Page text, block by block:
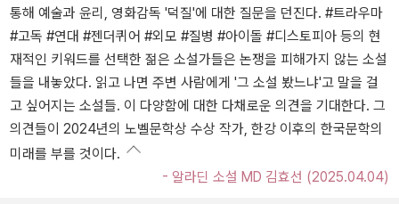
통해 예술과 윤리, 영화감독 '덕질'에 대한 질문을 던진다. #트라우마
#고독 #연대 #젠더퀴어 #외모 #질병 #아이돌 #디스토피아 등의 현
재적인 키워드를 선택한 젊은 소설가들은 논쟁을 피해가지 않는 소설
들을 내놓았다. 읽고 나면 주변 사람에게 '그 소설 봤느냐'고 말을 걸
고 싶어지는 소설들. 이 다양함에 대한 다채로운 의견을 기대한다. 그
의견들이 2024년의 노벨문학상 수상 작가, 한강 이후의 한국문학의
미래를 부를 것이다.
- 알라딘 소설 MD 김효선 (2025.04.04)